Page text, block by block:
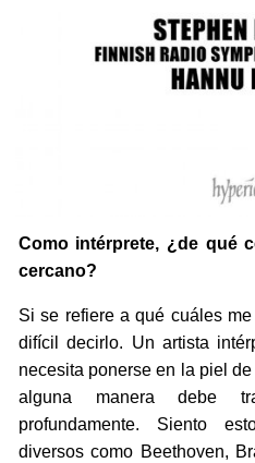
Como intérprete, ¿de qué
cercano?
Si se refiere a qué cuáles
difícil decirlo. Un artista
necesita ponerse en la piel
alguna manera debe
profundamente. Siento
diversos como Beethoven,